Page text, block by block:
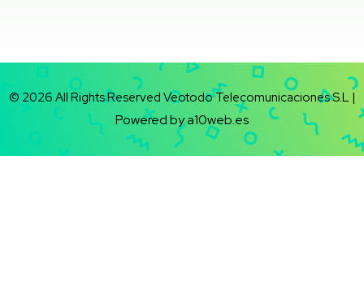
© 2026 All Rights Reserved Veotodo Telecomunicaciones S.L |
Powered by a10web.es